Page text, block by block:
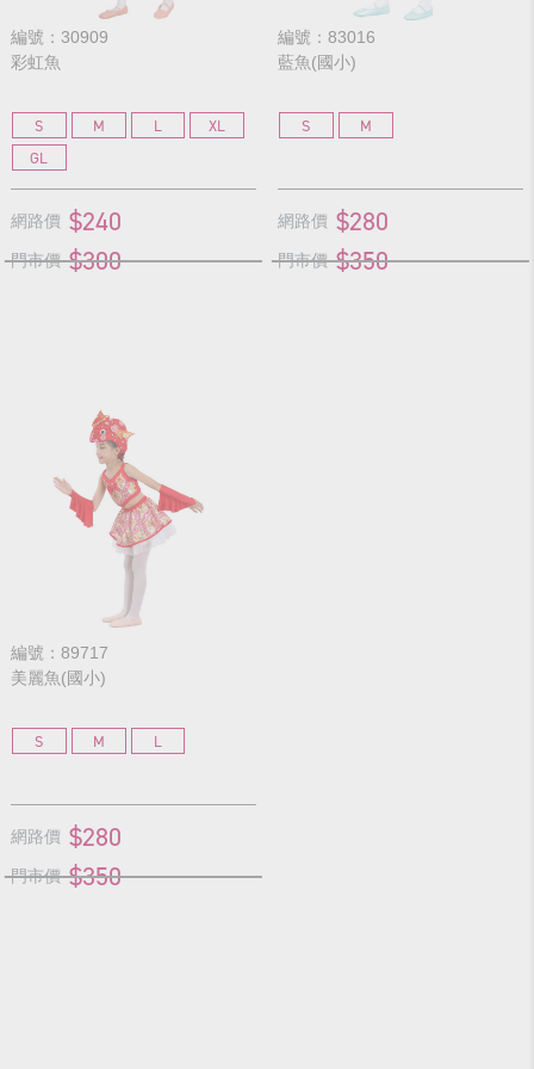
編號：30909
彩虹魚
S M L
XL
GL
網路價 $240
門市價 $300
編號：83016
藍魚(國小)
S M
網路價 $280
門市價 $350
編號：89717
美麗魚(國小)
S M L
網路價 $280
門市價 $350